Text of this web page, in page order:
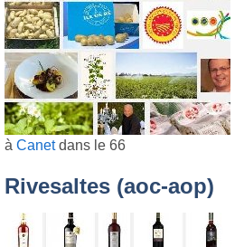
à Canetdans le 66
Rivesaltes (aoc-aop)